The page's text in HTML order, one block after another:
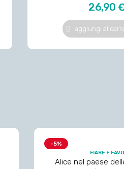
Prezzo
26,90
aggiungi al
-5%
FIABE E
Alice nel paese